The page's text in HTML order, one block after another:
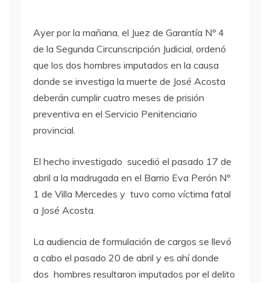
Ayer por la mañana, el Juez de Garantía Nº 4
de la Segunda Circunscripción Judicial, ordenó
que los dos hombres imputados en la causa
donde se investiga la muerte de José Acosta
deberán cumplir cuatro meses de prisión
preventiva en el Servicio Penitenciario
provincial.
El hecho investigado sucedió el pasado 17 de
abril a la madrugada en el Barrio Eva Perón Nº
1 de Villa Mercedes y tuvo como víctima fatal
a José Acosta.
La audiencia de formulación de cargos se llevó
a cabo el pasado 20 de abril y es ahí donde
dos hombres resultaron imputados por el delito